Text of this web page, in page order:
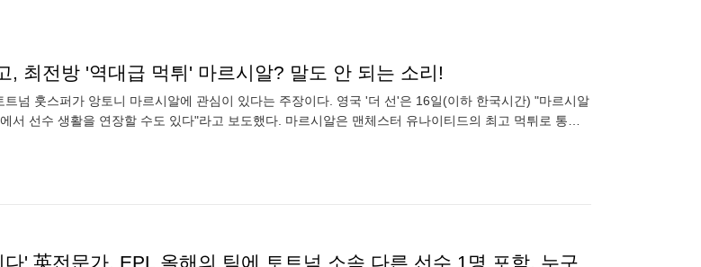
, 최전방 '역대급 먹튀' 마르시알? 말도 안 되는 소리!
트넘 훗스퍼가 앙토니 마르시알에 관심이 있다는 주장이다. 영국 '더 선'은 16일(이하 한국시간) "마르시알
서 선수 생활을 연장할 수도 있다"라고 보도했다. 마르시알은 맨체스터 유나이티드의 최고 먹튀로 통한